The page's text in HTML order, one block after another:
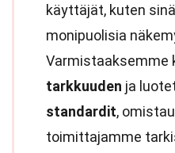
käyttäjät, kuten
monipuolisia
Varmistaaksemme
tarkkuuden ja
standardit,
toimittajamme